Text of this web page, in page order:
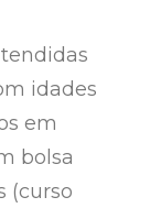
idades
em
bolsa
(curso